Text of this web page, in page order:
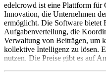
edelcrowd ist eine Plattform für
Innovation, die Unternehmen
ermöglicht. Die Software bietet
Aufgabenverteilung, die
Verwaltung von Beiträgen, um
kollektive Intelligenz zu lösen.
nutzen. Die Preise gibt es auf